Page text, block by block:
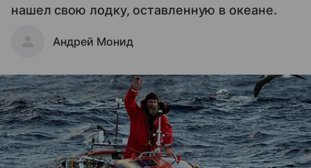
нашел свою лодку, оставленную в океане.
Андрей Монид